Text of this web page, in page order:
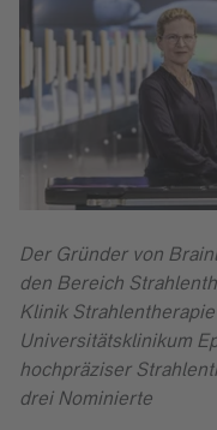
Der Gründer von
den Bereich
Klinik
Universitätsklinikum
hochpräziser
drei Nominierte